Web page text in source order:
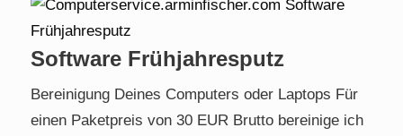
Software Frühjahresputz
Bereinigung Deines Computers oder Laptops Für
einen Paketpreis von 30 EUR Brutto bereinige ich